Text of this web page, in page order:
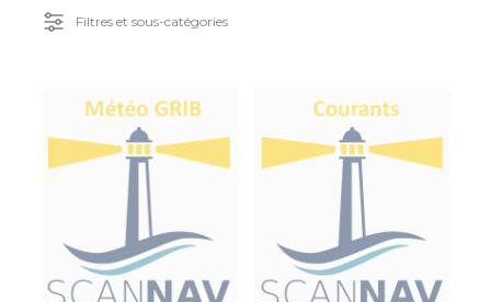
Filtres et sous-catégories